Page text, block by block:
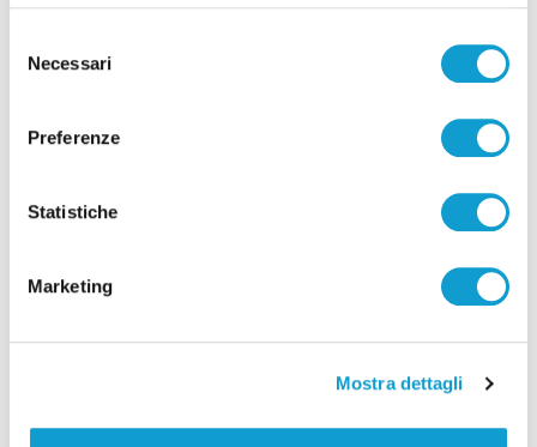
delNecessari
Preferenze
Statistiche
Marketing
Mostra dettagli